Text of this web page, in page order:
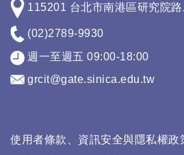
115201 台北市南港區研究院路
(02)2789-9930
週一至週五 09:00-18:00
grcit@gate.sinica.edu.tw
使用者條款、資訊安全與隱私權政